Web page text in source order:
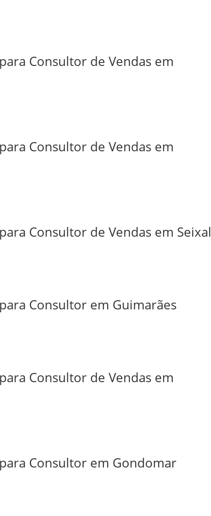
Consultor de Vendas em
Consultor de Vendas em
Consultor de Vendas em Seixal
Consultor em Guimarães
Consultor de Vendas em
Consultor em Gondomar